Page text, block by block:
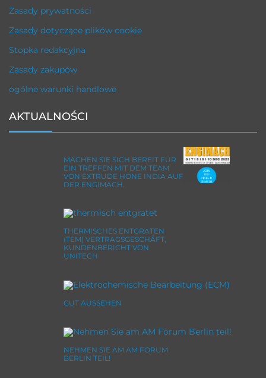
Zasady prywatności
Zasady dotyczące plików cookie
Stopka redakcyjna
Zasady zakupów
ogólne warunki handlowe
AKTUALNOŚCI
MACHEN SIE SICH BEREIT FÜR
EIN TREFFEN MIT DEM TEAM
VON EXTRUDE HONE INDIA AUF
DER ENGIMACH.
THERMISCHES ENTGRATEN
(TEM) VERTRAGSGESCHÄFT,
KUNDENBERICHT VON
UNITECH
GUT AUSSEHEN
NEHMEN SIE AM AM FORUM
BERLIN TEIL!